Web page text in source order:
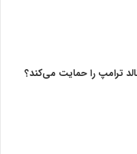
ترامپ را حمایت می‌کند؟